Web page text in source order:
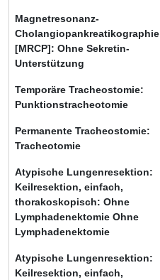
Magnetresonanz-
Cholangiopankreatikographie
[MRCP]: Ohne Sekretin-
Unterstützung
Temporäre Tracheostomie:
Punktionstracheotomie
Permanente Tracheostomie:
Tracheotomie
Atypische Lungenresektion:
Keilresektion, einfach,
thorakoskopisch: Ohne
Lymphadenektomie Ohne
Lymphadenektomie
Atypische Lungenresektion:
Keilresektion, einfach,